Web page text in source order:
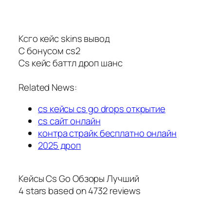
Ксго кейс skins вывод
С бонусом cs2
Cs кейс баттл дроп шанс
Related News:
cs кейсы cs go drops открытие
cs сайт онлайн
контра страйк бесплатно онлайн
2025 дроп
Кейсы Cs Go Обзоры Лучший
4 stars based on4732reviews